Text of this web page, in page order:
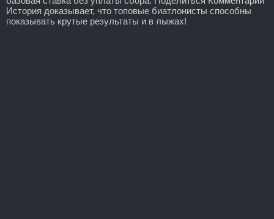
История доказывает, что топовые биатлонисты способны
показывать крутые результаты и в лыжах!